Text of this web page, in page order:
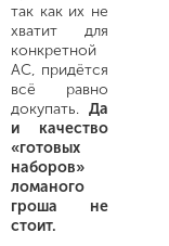
так как их не
хватит для
конкретной
АС, придётся
всё равно
докупать. Да
и качество
«готовых
наборов»
ломаного
гроша не
стоит.